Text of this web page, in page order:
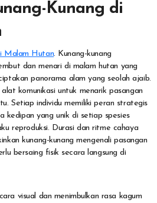
Kunang di
Malam Hutan. Kunang-kunang
dan menari di malam hutan yang
panorama alam yang seolah ajaib.
komunikasi untuk menarik pasangan
Setiap individu memiliki peran strategis
kedipan yang unik di setiap spesies
reproduksi. Durasi dan ritme cahaya
kunang-kunang mengenali pasangan
bersaing fisik secara langsung di
visual dan menimbulkan rasa kagum